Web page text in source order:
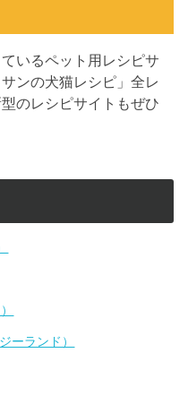
いるペット用レシピサ
ンの犬猫レシピ」全レ
のレシピサイトもぜひ
ーランド）